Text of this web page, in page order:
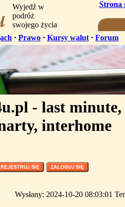
Wyjedź w
podróż
swojego życia
Strona
· Prawo · Kursy walut · Forum
- last minute,
interhome
Wysłany: 2024-10-20 08:03:01